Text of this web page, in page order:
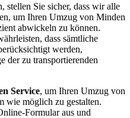
stellen Sie sicher, dass wir alle
um Ihren Umzug von Minden
abwickeln zu können.
dass sämtliche
werden,
der zu transportierenden
Service, um Ihren Umzug von
wie möglich zu gestalten.
Formular aus und